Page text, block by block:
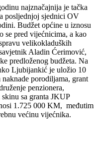
najznačajnija je tačka
posljednjoj sjednici OV
Budžet općine u iznosu
se pred vijećnicima, a kao
velikokladuških
Aladin Ćerimović,
predloženog budžeta. Na
Ljubijankić je uložio 10
porodiljama, grant
penzionera,
sa granta JKUP
1.725 000 KM, međutim
većinu vijećnika.